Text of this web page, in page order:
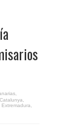
Catalunya
Extremadura